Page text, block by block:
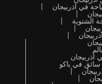
في اذربيجان
الشتوية
اذربيجان
في باكو